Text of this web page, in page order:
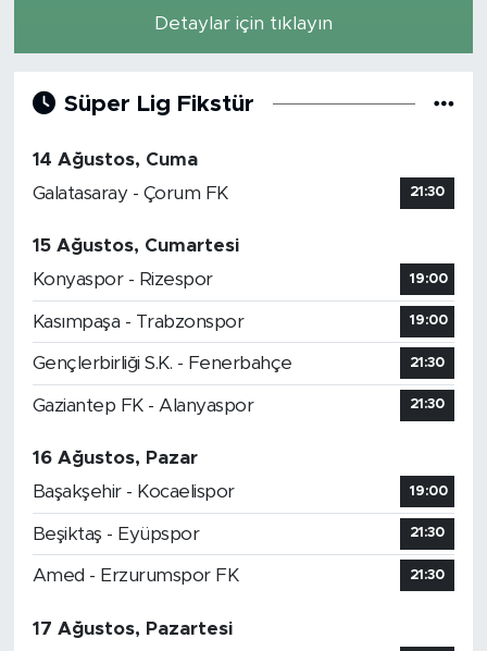
Detaylar için tıklayın
Süper Lig Fikstür
14 Ağustos, Cuma
Galatasaray - Çorum FK
21:30
15 Ağustos, Cumartesi
Konyaspor - Rizespor
19:00
Kasımpaşa - Trabzonspor 19:00
Gençlerbirliği S.K. - Fenerbahçe 21:30
Gaziantep FK - Alanyaspor 21:30
16 Ağustos, Pazar
Başakşehir - Kocaelispor
19:00
Beşiktaş - Eyüpspor 21:30
Amed - Erzurumspor FK 21:30
17 Ağustos, Pazartesi